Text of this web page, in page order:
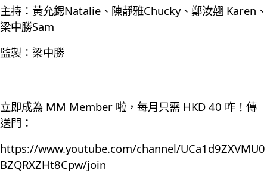
主持：黃允鍶Natalie、陳靜雅Chucky、鄭汝翹 Karen、
梁中勝Sam
監製：梁中勝
立即成為 MM Member 啦，每月只需 HKD 40 咋！傳
送門：
https://www.youtube.com/channel/UCa1d9ZXVMU0
BZQRXZHt8Cpw/join